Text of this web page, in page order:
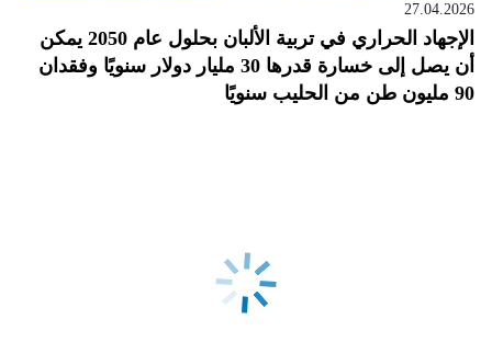
27.04.2026
الإجهاد الحراري في تربية الألبان بحلول عام 2050 يمكن
أن يصل إلى خسارة قدرها 30 مليار دولار سنويًا وفقدان
90 مليون طن من الحليب سنويًا